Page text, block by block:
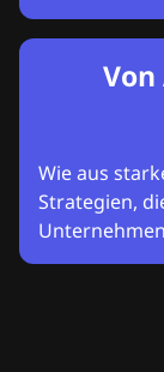
Wie aus
Strategien,